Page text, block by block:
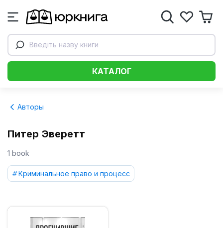
Введіть назву книги
КАТАЛОГ
Авторы
Питер Эверетт
1 book
Криминальное право и процесс